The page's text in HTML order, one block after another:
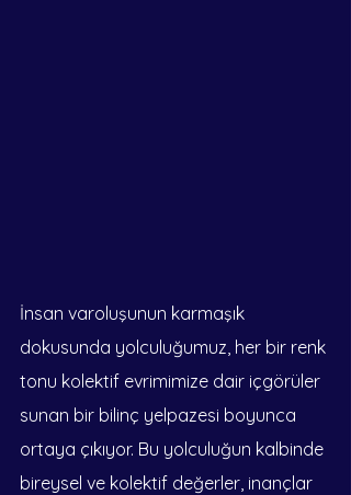
İnsan varoluşunun karmaşık
dokusunda yolculuğumuz, her bir renk
tonu kolektif evrimimize dair içgörüler
sunan bir bilinç yelpazesi boyunca
ortaya çıkıyor. Bu yolculuğun kalbinde
bireysel ve kolektif değerler, inançlar